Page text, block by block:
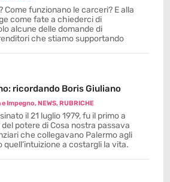
Come funzionano le carceri? E alla
come fate a chiederci di
alcune delle domande di
che stiamo supportando
ricordando Boris Giuliano
e Impegno,NEWS,RUBRICHE
il 21 luglio 1979, fu il primo a
potere di Cosa nostra passava
che collegavano Palermo agli
quell’intuizione a costargli la vita.